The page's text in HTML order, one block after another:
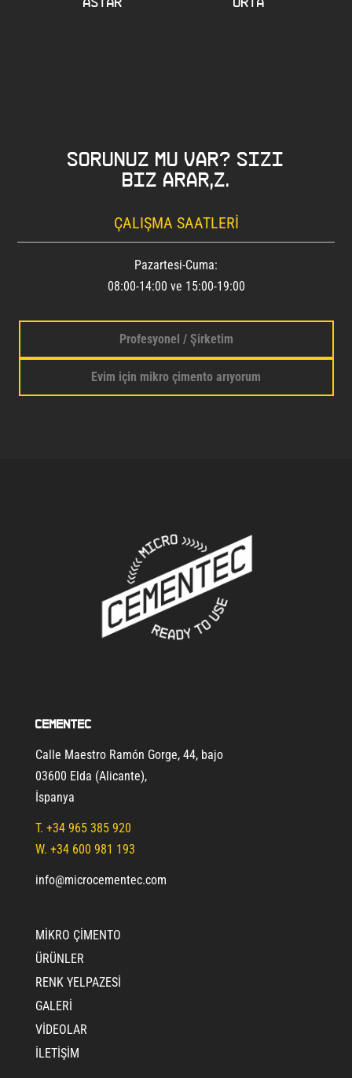
Sorunuz mu var? Sizi
biz ararız.
ÇALIŞMA SAATLERI
Pazartesi-Cuma:
08:00-14:00 ve 15:00-19:00
Profesyonel / Şirketim
Evim için mikro çimento arıyorum
Cementec
Calle Maestro Ramón Gorge, 44, bajo
03600 Elda (Alicante),
İspanya
T. +34 965 385 920
W. +34 600 981 193
info@microcementec.com
MIKRO ÇIMENTO
ÜRÜNLER
RENK YELPAZESI
GALERI
VIDEOLAR
İLETIŞIM